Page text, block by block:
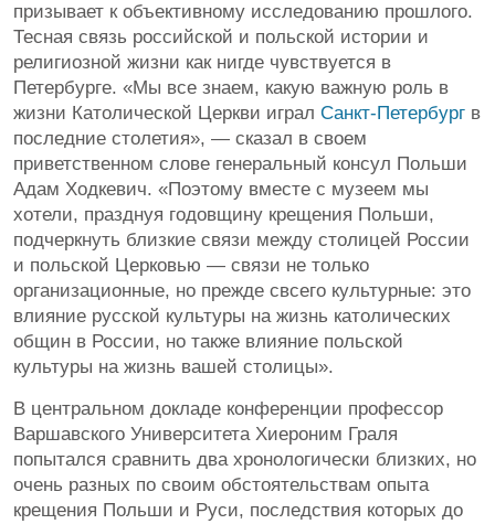
призывает к объективному исследованию прошлого.
Тесная связь российской и польской истории и
религиозной жизни как нигде чувствуется в
Петербурге. «Мы все знаем, какую важную роль в
жизни Католической Церкви играл Санкт-Петербург в
последние столетия», — сказал в своем
приветственном слове генеральный консул Польши
Адам Ходкевич. «Поэтому вместе с музеем мы
хотели, празднуя годовщину крещения Польши,
подчеркнуть близкие связи между столицей России
и польской Церковью — связи не только
организационные, но прежде свсего культурные: это
влияние русской культуры на жизнь католических
общин в России, но также влияние польской
культуры на жизнь вашей столицы».
В центральном докладе конференции профессор
Варшавского Университета Хиероним Граля
попытался сравнить два хронологически близких, но
очень разных по своим обстоятельствам опыта
крещения Польши и Руси, последствия которых до